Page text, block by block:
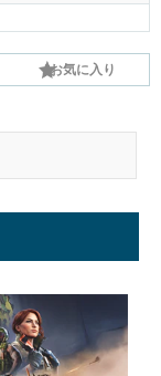
お気に入り